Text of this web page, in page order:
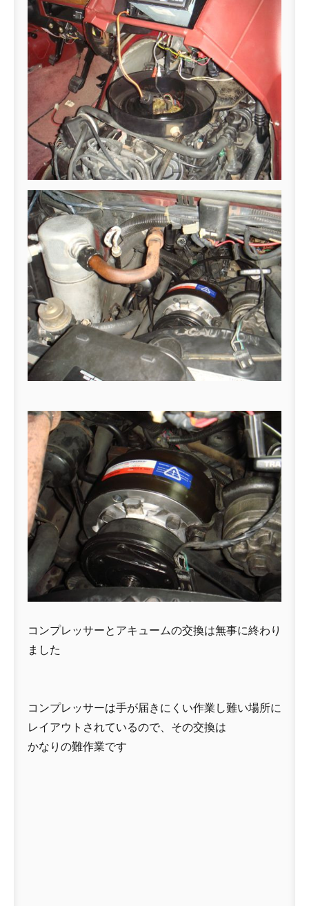
コンプレッサーとアキュームの交換は無事に終わり
ました
コンプレッサーは手が届きにくい作業し難い場所に
レイアウトされているので、その交換は
かなりの難作業です